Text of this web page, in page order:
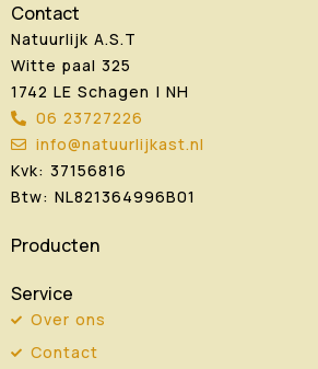
Contact
Natuurlijk A.S.T
Witte paal 325
1742 LE Schagen | NH
06 23727226
info@natuurlijkast.nl
Kvk: 37156816
Btw: NL821364996B01
Producten
Service
Over ons
Contact